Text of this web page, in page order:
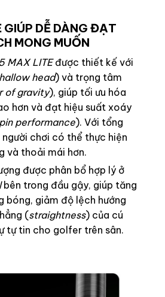
GIÚP DỄ DÀNG ĐẠT
MONG MUỐN
MAX LITEđược thiết kế với
head) và trọng tâm
of gravity), giúp tối ưu hóa
hơn và đạt hiệu suất xoáy
performance). Với tổng
người chơi có thể thực hiện
và thoải mái hơn.
được phân bổ hợp lý ở
bên trong đầu gậy, giúp tăng
bóng, giảm độ lệch hướng
(straightness) của cú
tự tin cho golfer trên sân.